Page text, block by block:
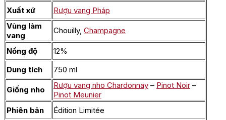
Xuất xứ
Rượu vang Pháp
Vùng làm
vang
Chouilly, Champagne
Nồng độ
12%
Dung tích
750 ml
Giống nho Rượu vang nho Chardonnay – Pinot Noir –
Pinot Meunier
Phiên bản
Édition Limitée